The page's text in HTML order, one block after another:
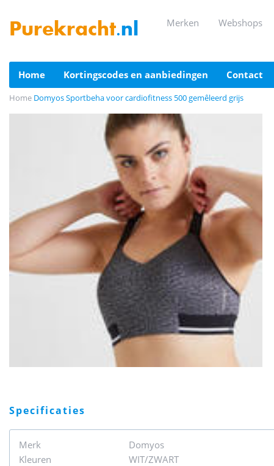
Purekracht.nl merken webshops
home kortingscodes en aanbiedingen contact
Home Domyos Sportbeha voor cardiofitness 500 gemêleerd grijs
specificaties
Merk
Domyos
Kleuren
WIT/ZWART